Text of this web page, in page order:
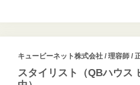
キュービーネット株式会社/ 理容師 /
スタイリスト（QBハウス